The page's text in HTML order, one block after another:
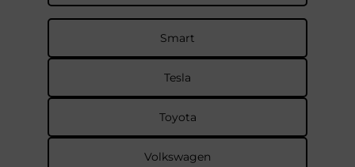
Smart
Tesla
Toyota
Volkswagen